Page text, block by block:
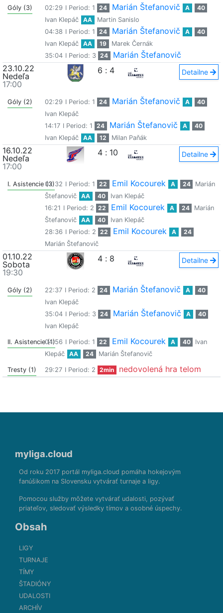
Góly (3) 02:29 I Period: 1 24 Marián Štefanovič A
40
Ivan Klepáč
AA
Martin Sanislo
04:38 I Period: 1 24 Marián Štefanovič A
40
Ivan Klepáč
AA 19
Marek Černák
35:04 I Period: 3 24
Marián Štefanovič
23.10.22
Nedeľa
17:00
6 : 4 Detailne
Góly (2) 02:29 I Period: 1 24 Marián Štefanovič A
40
Ivan Klepáč
14:17 I Period: 1 24 Marián Štefanovič A
40
Ivan Klepáč
AA 12 Milan Paňák
16.10.22
Nedeľa
17:00
4 : 10 Detailne
I. Asistencie (3)02:32 I Period: 1 22 Emil Kocourek A 24
Marián
Štefanovič
AA 40
Ivan Klepáč
16:21 I Period: 2 22 Emil Kocourek A 24
Marián
Štefanovič
AA 40
Ivan Klepáč
28:36 I Period: 2 22 Emil Kocourek A
24
Marián Štefanovič
01.10.22
Sobota
19:30
4 : 8 Detailne
Góly (2) 22:37 I Period: 2 24 Marián Štefanovič A
40
Ivan Klepáč
35:04 I Period: 3 24 Marián Štefanovič A
40
Ivan Klepáč
II. Asistencie (1)
04:56 I Period: 1 22 Emil Kocourek A 40
Ivan
Klepáč
AA 24 Marián Štefanovič
Tresty (1) 29:27 I Period: 2 2min nedovolená hra telom
myliga.cloud
Od roku 2017 portál myliga.cloud pomáha hokejovým
fanúšikom na Slovensku vytvárať turnaje a ligy.
Pomocou služby môžete vytvárať udalosti, pozývať
priateľov, sledovať výsledky tímov a osobné úspechy.
Obsah
LIGY
TURNAJE
TÍMY
ŠTADIÓNY
UDALOSTI
ARCHÍV